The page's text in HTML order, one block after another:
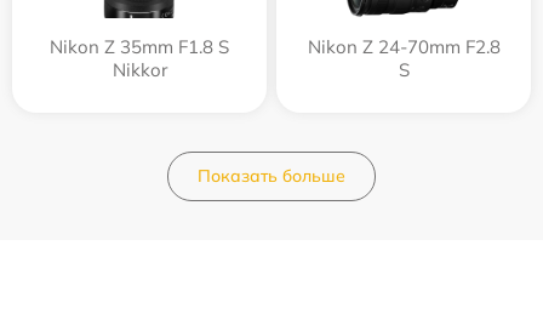
Nikon Z 35mm F1.8 S
Nikkor
Nikon Z 24-70mm F2.8
S
Показать больше